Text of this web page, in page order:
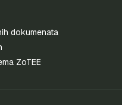
dokumenata
ZoTEE